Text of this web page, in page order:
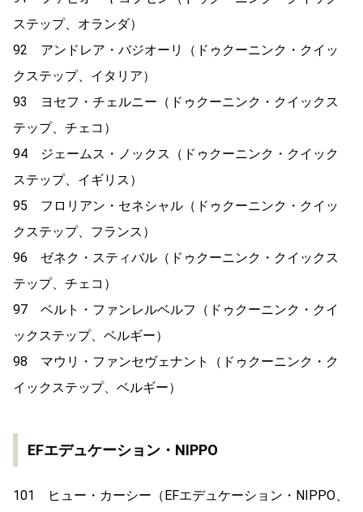
ステップ、オランダ）
92 アンドレア・バジオーリ（ドゥクーニンク・クイッ
クステップ、イタリア）
93 ヨセフ・チェルニー（ドゥクーニンク・クイックス
テップ、チェコ）
94 ジェームス・ノックス（ドゥクーニンク・クイック
ステップ、イギリス）
95 フロリアン・セネシャル（ドゥクーニンク・クイッ
クステップ、フランス）
96 ゼネク・スティバル（ドゥクーニンク・クイックス
テップ、チェコ）
97 ベルト・ファンレルベルフ（ドゥクーニンク・クイ
ックステップ、ベルギー）
98 マウリ・ファンセヴェナント（ドゥクーニンク・ク
イックステップ、ベルギー）
EFエデュケーション・NIPPO
101 ヒュー・カーシー（EFエデュケーション・NIPPO、